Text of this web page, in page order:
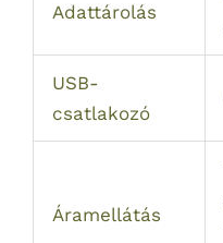
Adattárolás
USB-
csatlakozó
Áramellátás